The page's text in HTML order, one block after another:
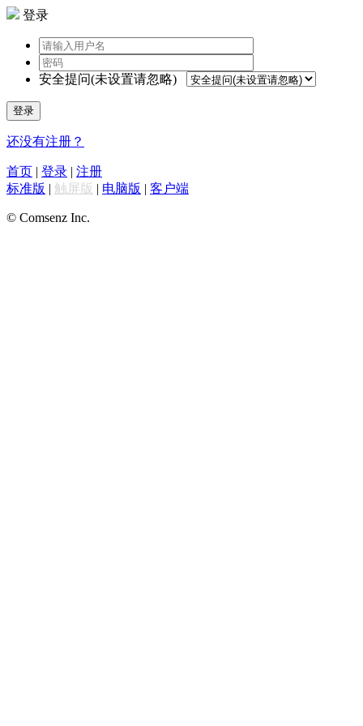
登录
安全提问(未设置请忽略)
登录
还没有注册？
首页 | 登录 | 注册
标准版 | 触屏版 | 电脑版 | 客户端
© Comsenz Inc.